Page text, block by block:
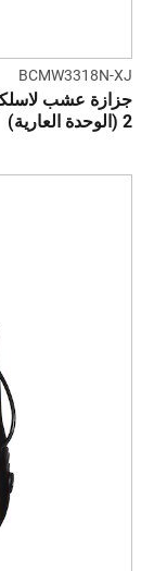
BCMW3318N-XJ
2 (الوحدة العارية)